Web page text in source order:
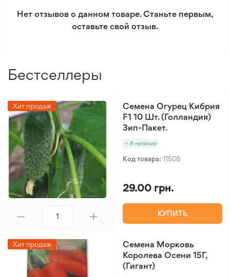
Минимальный заказ 300 грн.
Нет отзывов о данном товаре. Станьте первым,
оставьте свой отзыв.
Бестселлеры
Хит продаж
Семена Огурец Кибрия
F1 10 Шт. (Голландия)
Зип-Пакет.
В наличии
Код товара: 11505
29.00 грн.
КУПИТЬ
Хит продаж
Семена Морковь
Королева Осени 15Г,
(Гигант)